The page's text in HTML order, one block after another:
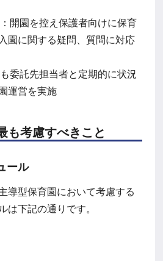
開園を控え保護者向けに保育
園に関する疑問、質問に対応
委託先担当者と定期的に状況
運営を実施
も考慮すべきこと
ール
導型保育園において考慮する
は下記の通りです。